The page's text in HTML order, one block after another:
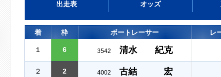
出走表 オッズ
着 枠 ボートレーサー レ
１ 6 3542 清水 紀克
２ 2 4002 古結 宏